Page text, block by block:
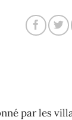
par les